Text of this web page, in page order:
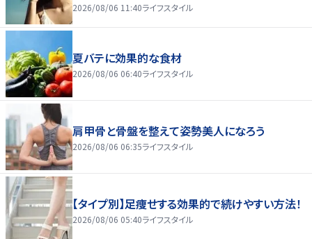
2026/08/06 11:40ライフスタイル
夏バテに効果的な食材
2026/08/06 06:40ライフスタイル
肩甲骨と骨盤を整えて姿勢美人になろう
2026/08/06 06:35ライフスタイル
【タイプ別】足痩せする効果的で続けやすい方法！
2026/08/06 05:40ライフスタイル